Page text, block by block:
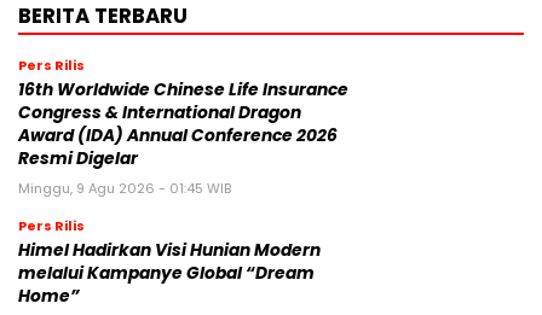
BERITA TERBARU
Pers Rilis
16th Worldwide Chinese Life Insurance
Congress & International Dragon
Award (IDA) Annual Conference 2026
Resmi Digelar
Minggu, 9 Agu 2026 - 01:45 WIB
Pers Rilis
Himel Hadirkan Visi Hunian Modern
melalui Kampanye Global “Dream
Home”